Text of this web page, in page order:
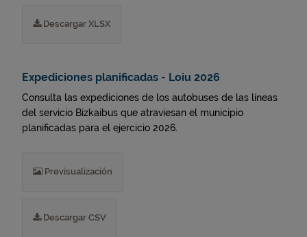
Descargar XLSX
Expediciones planificadas - Loiu 2026
Consulta las expediciones de los autobuses de las líneas
del servicio Bizkaibus que atraviesan el municipio
planificadas para el ejercicio 2026.
Previsualización
Descargar CSV